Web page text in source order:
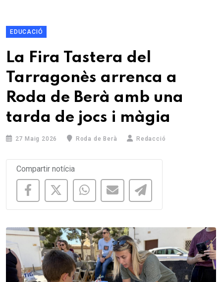
EDUCACIÓ
La Fira Tastera del
Tarragonès arrenca a
Roda de Berà amb una
tarda de jocs i màgia
27 Maig 2026 Roda de Berà Redacció
Compartir notícia